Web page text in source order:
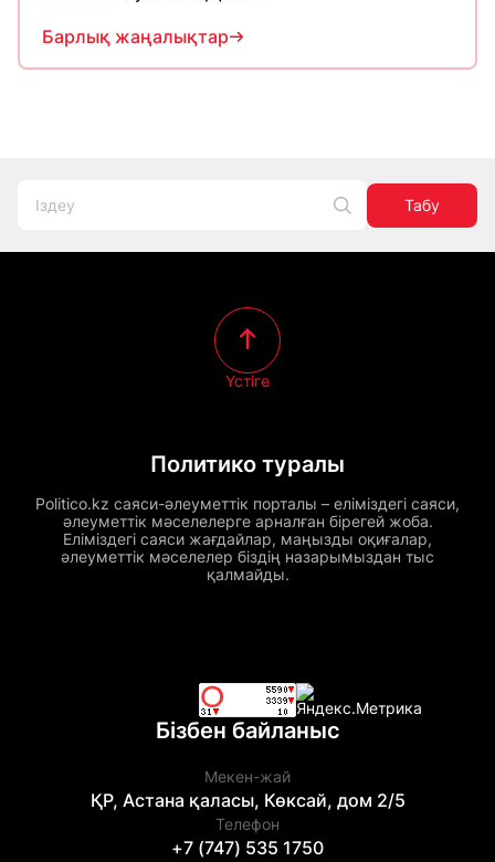
Барлық жаңалықтар
Табу
Политико туралы
Politico.kz саяси-әлеуметтік порталы – еліміздегі саяси,
әлеуметтік мәселелерге арналған бірегей жоба.
Еліміздегі саяси жағдайлар, маңызды оқиғалар,
әлеуметтік мәселелер біздің назарымыздан тыс
қалмайды.
Үстіге
Бізбен байланыс
Мекен-жай
ҚР, Астана қаласы, Көксай, дом 2/5
Телефон
+7 (747) 535 1750